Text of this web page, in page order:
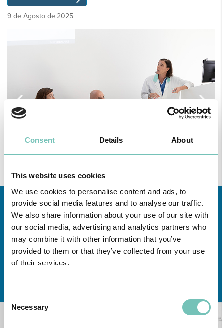
Consent Details About
This website uses cookies
We use cookies to personalise content and ads, to
provide social media features and to analyse our traffic.
We also share information about your use of our site with
our social media, advertising and analytics partners who
may combine it with other information that you’ve
provided to them or that they’ve collected from your use
of their services.
Selection
Necessary
9 de Agosto de 2025